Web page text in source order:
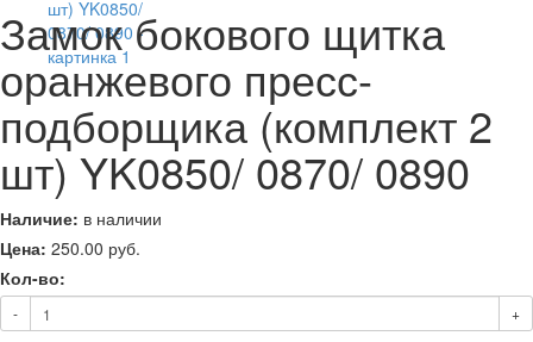
Замок бокового щитка
оранжевого пресс-
подборщика (комплект 2
шт) YK0850/ 0870/ 0890
Наличие: в наличии
Цена: 250.00 руб.
Кол-во:
- +